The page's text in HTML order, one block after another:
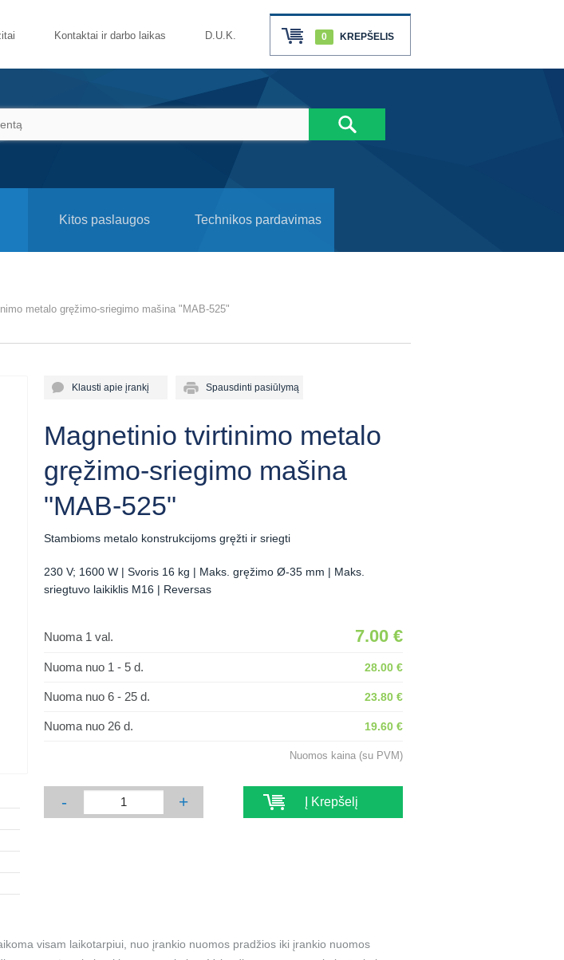
0 KREPŠELIS
Kontaktai ir darbo laikas D.U.K.
Kitos paslaugos Technikos pardavimas
metalo gręžimo-sriegimo mašina "MAB-525"
Klausti apie įrankį Spausdinti pasiūlymą
Magnetinio tvirtinimo metalo
gręžimo-sriegimo mašina
"MAB-525"
Stambioms metalo konstrukcijoms gręžti ir sriegti
230 V; 1600 W | Svoris 16 kg | Maks. gręžimo Ø-35 mm | Maks.
sriegtuvo laikiklis M16 | Reversas
Nuoma 1 val. 7.00 €
Nuoma nuo 1 - 5 d. 28.00 €
Nuoma nuo 6 - 25 d. 23.80 €
Nuoma nuo 26 d. 19.60 €
Nuomos kaina (su PVM)
- + Į Krepšelį
visam laikotarpiui, nuo įrankio nuomos pradžios iki įrankio nuomos